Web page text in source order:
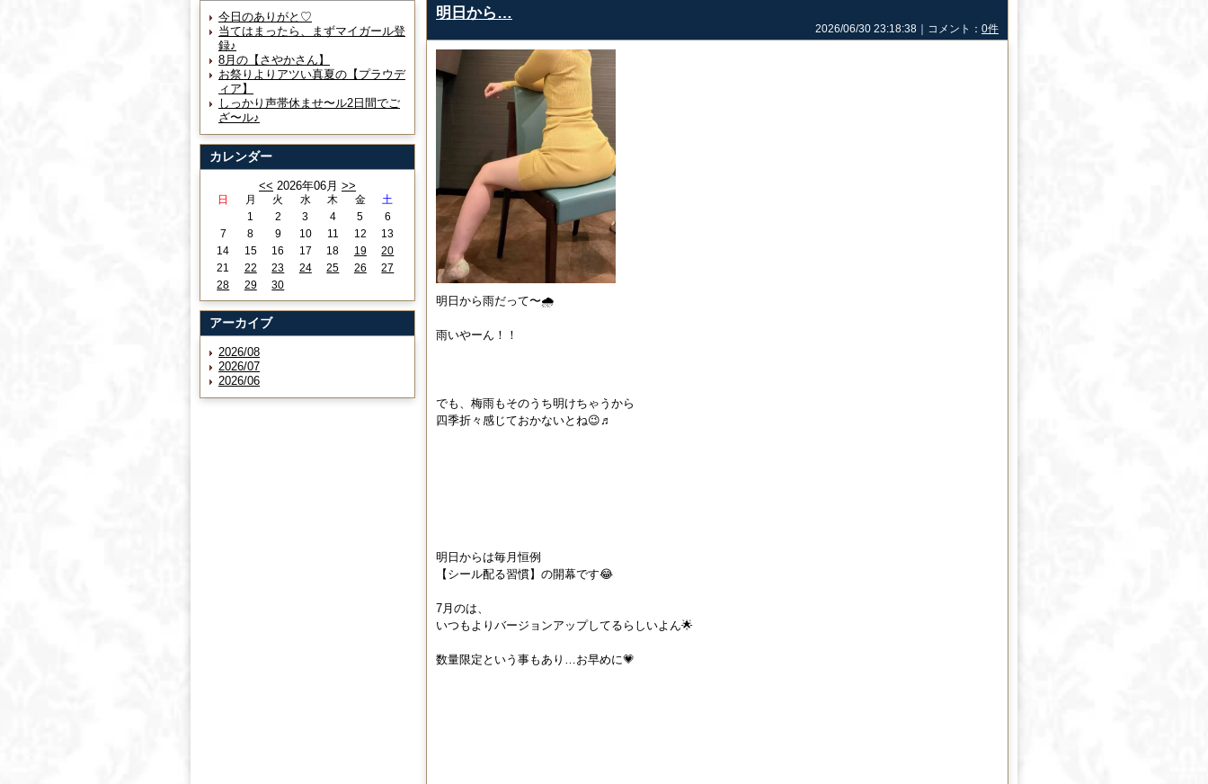
今日のありがと♡
当てはまったら、まずマイガール登
録♪
8月の【さやかさん】
お祭りよりアツい真夏の【プラウデ
ィア】
しっかり声帯休ませ〜ル2日間でご
ざ〜ル♪
カレンダー
<< 2026年06月 >>
日 月 火 水 木 金
土
1
2 3 4 5
6
7
8 9 10 11 12
13
14
15 16 17 18 19
20
21
22 23 24 25 26
27
28
29 30
アーカイブ
2026/08
2026/07
2026/06
明日から…
2026/06/30 23:18:38｜コメント： 0件
明日から雨だって〜🌧️
雨いやーん！！
でも、梅雨もそのうち明けちゃうから
四季折々感じておかないとね😉♬
明日からは毎月恒例
【シール配る習慣】の開幕です😂
7月のは、
いつもよりバージョンアップしてるらしいよん🌟
数量限定という事もあり…お早めに💗